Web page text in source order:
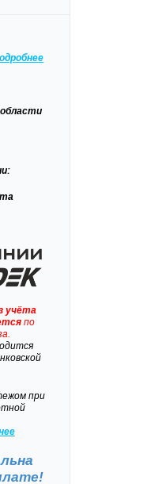
е
учёта
по
при